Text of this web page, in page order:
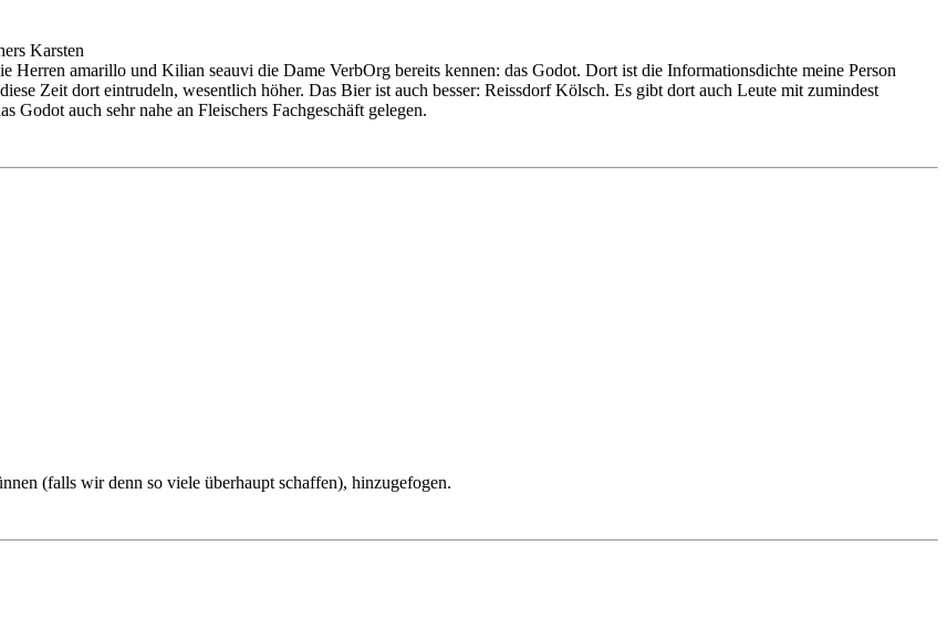
Karsten
Herren amarillo und Kilian seauvi die Dame VerbOrg bereits kennen: das Godot. Dort ist die Informationsdichte meine Person
Zeit dort eintrudeln, wesentlich höher. Das Bier ist auch besser: Reissdorf Kölsch. Es gibt dort auch Leute mit zumindest
Godot auch sehr nahe an Fleischers Fachgeschäft gelegen.
(falls wir denn so viele überhaupt schaffen), hinzugefogen.